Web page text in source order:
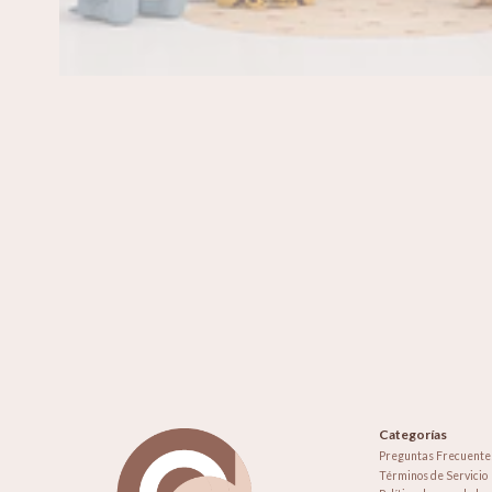
Categorías
Preguntas
Términos de Servicio